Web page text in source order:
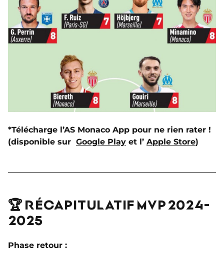
*Télécharge l’AS Monaco App pour ne rien rater !
(disponible sur Google Play et l’ Apple Store)
🏆 RÉCAPITULATIF MVP 2024-
2025
Phase retour :